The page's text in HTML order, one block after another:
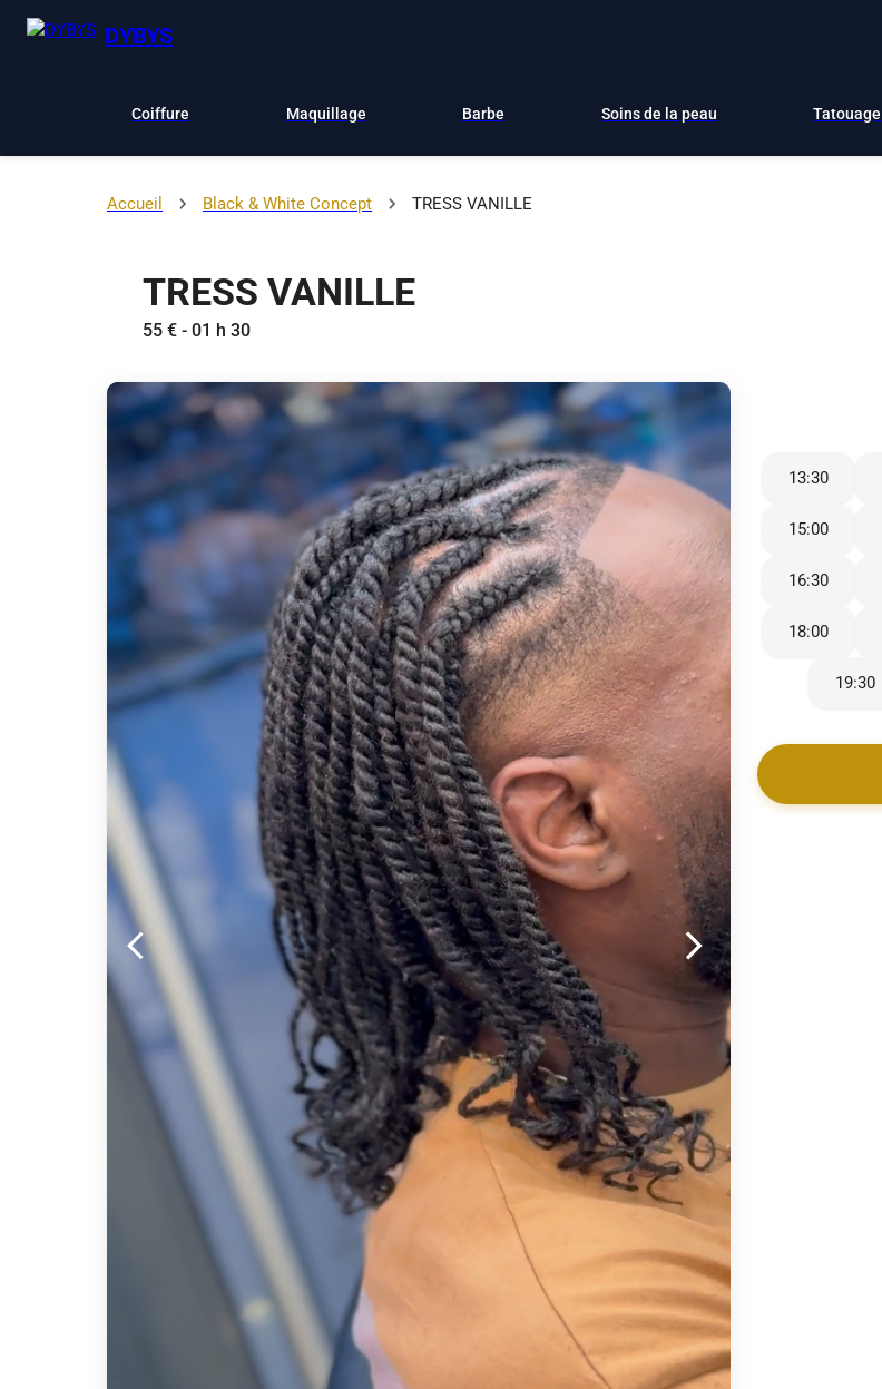
DYBYS
Coiffure Maquillage Barbe Soins de la peau Tatouage
Accueil Black & White Concept TRESS VANILLE
TRESS VANILLE
55 € - 01 h 30
13:30
15:00
16:30
18:00
19:30